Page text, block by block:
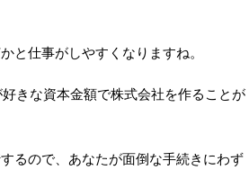
と仕事がしやすくなりますね。
きな資本金額で株式会社を作ることが
るので、あなたが面倒な手続きにわず